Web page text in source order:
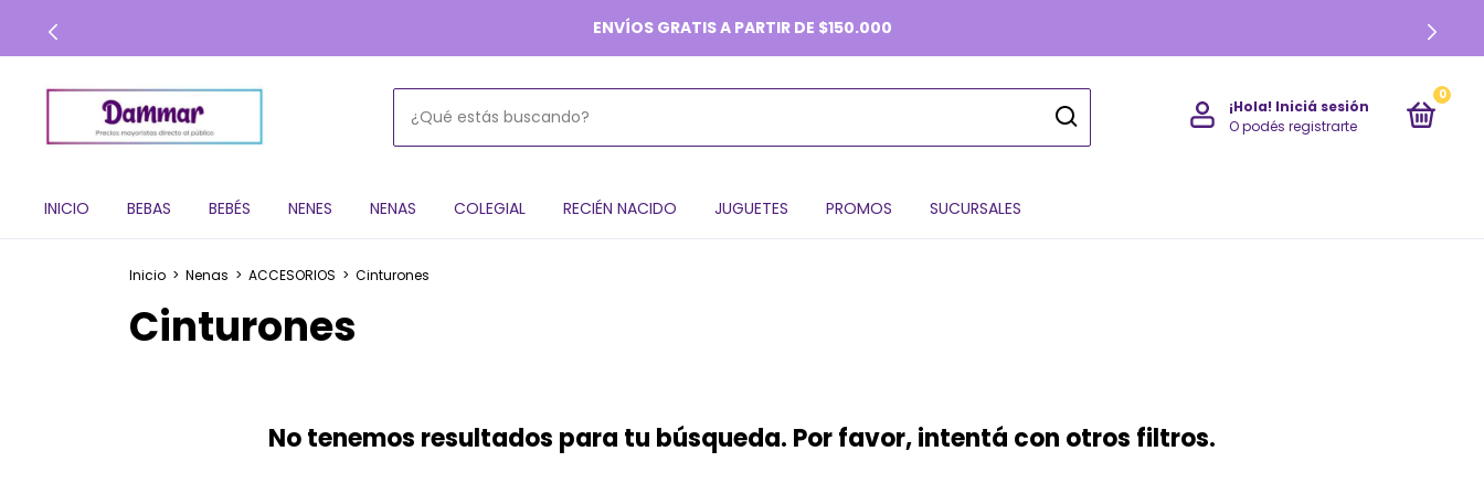
ENVÍOS GRATIS A PARTIR DE $150.000
¡Hola! Iniciá sesión
O podés registrarte
0
INICIO BEBAS BEBÉS NENES NENAS COLEGIAL RECIÉN NACIDO JUGUETES PROMOS SUCURSALES
Inicio > Nenas > ACCESORIOS > Cinturones
Cinturones
No tenemos resultados para tu búsqueda. Por favor, intentá con otros filtros.